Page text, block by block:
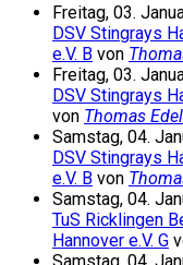
Freitag, 03.
DSV Stingrays
e.V. B von
Freitag, 03.
DSV Stingrays
von Thomas Edel
Samstag, 04.
DSV Stingrays
e.V. B von
Samstag, 04.
TuS Ricklingen
Hannover e.V. G